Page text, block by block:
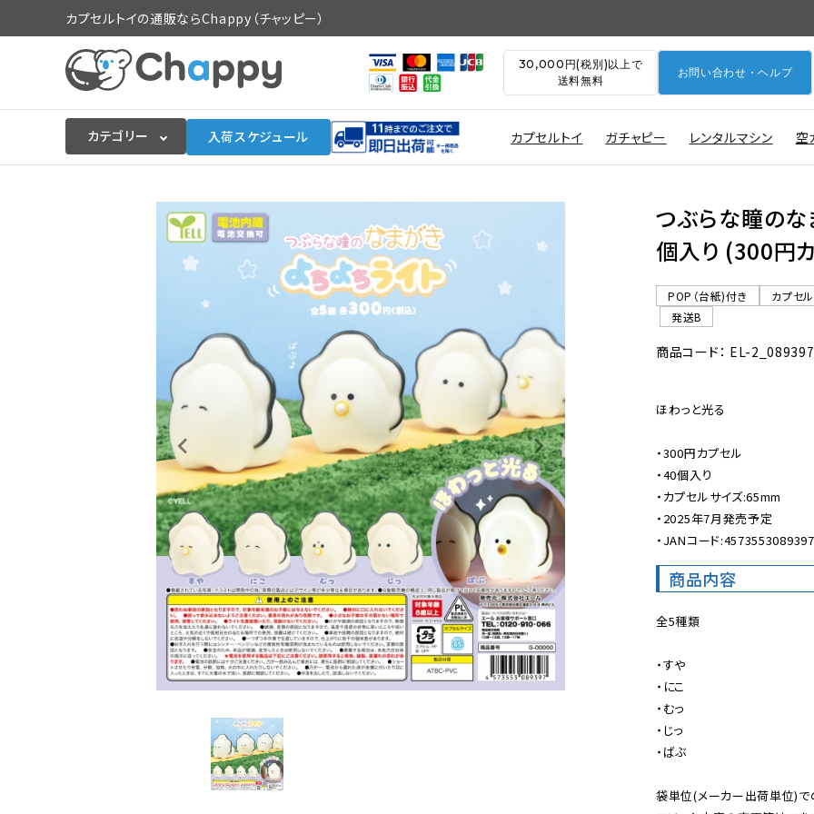
カプセルトイの通販ならChappy（チャッピー）
30,000円(税別)以上で
送料無料
お問い合わせ・ヘルプ
カテゴリー 入荷スケジュール カプセルトイ ガチャピー レンタルマシン 空
入荷スケジュールをチェック
販促用カプセルトイ
よくあるご質問
ご利用ガイド
06-6282-7659
つぶらな瞳の
個入り (300円
POP（台紙)付き
カプセ
発送B
商品コード： EL-2_089397
ほわっと光る
・300円カプセル
・40個入り
・カプセルサイズ:65mm
・2025年7月発売予定
・JANコード:4573553089397
商品内容
全5種類
・すや
・にこ
・むっ
・じっ
・ばぶ
袋単位(メーカー出荷単位)で